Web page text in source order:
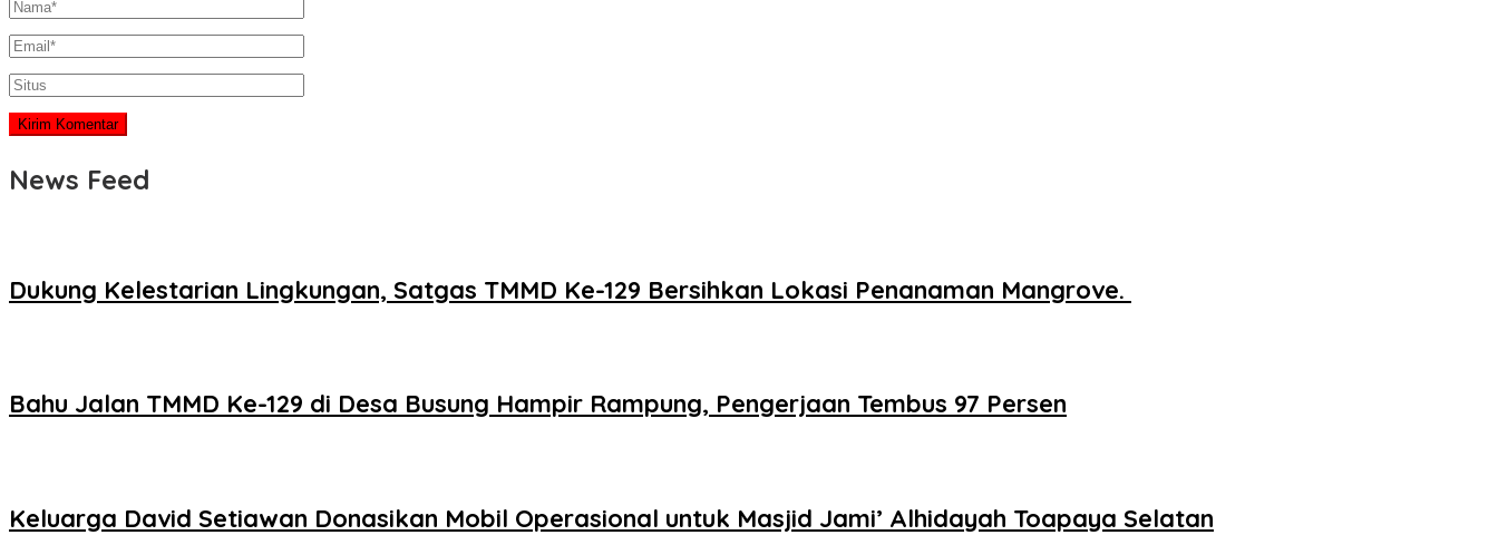
News Feed
Dukung Kelestarian Lingkungan, Satgas TMMD Ke-129 Bersihkan Lokasi Penanaman Mangrove.
Bahu Jalan TMMD Ke-129 di Desa Busung Hampir Rampung, Pengerjaan Tembus 97 Persen
Keluarga David Setiawan Donasikan Mobil Operasional untuk Masjid Jami’ Alhidayah Toapaya Selatan